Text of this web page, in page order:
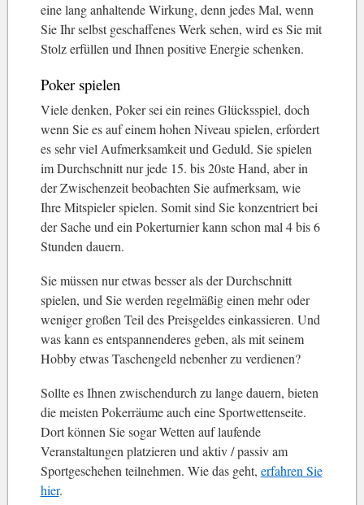
eine lang anhaltende Wirkung, denn jedes Mal, wenn
Sie Ihr selbst geschaffenes Werk sehen, wird es Sie mit
Stolz erfüllen und Ihnen positive Energie schenken.
Poker spielen
Viele denken, Poker sei ein reines Glücksspiel, doch
wenn Sie es auf einem hohen Niveau spielen, erfordert
es sehr viel Aufmerksamkeit und Geduld. Sie spielen
im Durchschnitt nur jede 15. bis 20ste Hand, aber in
der Zwischenzeit beobachten Sie aufmerksam, wie
Ihre Mitspieler spielen. Somit sind Sie konzentriert bei
der Sache und ein Pokerturnier kann schon mal 4 bis 6
Stunden dauern.
Sie müssen nur etwas besser als der Durchschnitt
spielen, und Sie werden regelmäßig einen mehr oder
weniger großen Teil des Preisgeldes einkassieren. Und
was kann es entspannenderes geben, als mit seinem
Hobby etwas Taschengeld nebenher zu verdienen?
Sollte es Ihnen zwischendurch zu lange dauern, bieten
die meisten Pokerräume auch eine Sportwettenseite.
Dort können Sie sogar Wetten auf laufende
Veranstaltungen platzieren und aktiv / passiv am
Sportgeschehen teilnehmen. Wie das geht, erfahren Sie
hier.